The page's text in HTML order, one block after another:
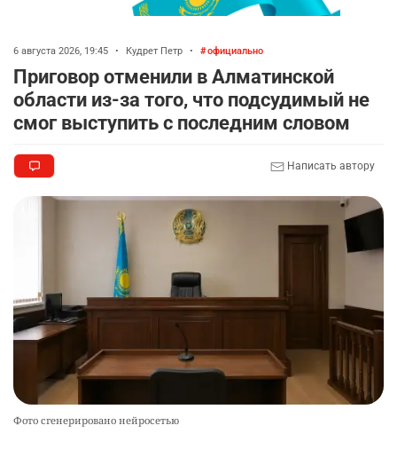
6 августа 2026, 19:45 • Кудрет Петр • официально
Приговор отменили в Алматинской
области из-за того, что подсудимый не
смог выступить с последним словом
Написать автору
Фото сгенерировано нейросетью